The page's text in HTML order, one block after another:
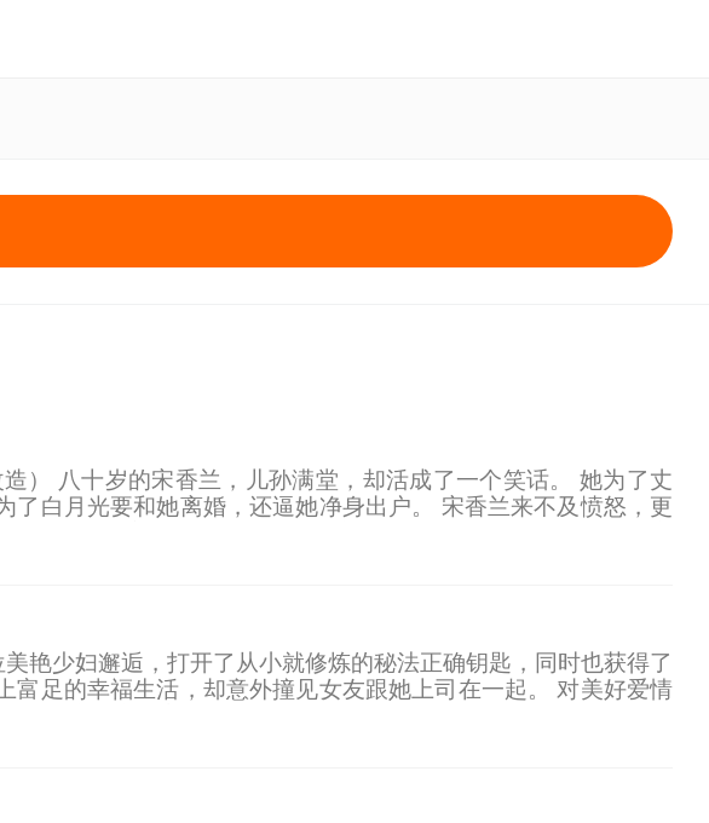
） 八十岁的宋香兰，儿孙满堂，却活成了一个笑话。 她为了丈
白月光要和她离婚，还逼她净身出户。 宋香兰来不及愤怒，更
被自己厌弃的、已英年早逝的养子才是自己的亲儿子。 愤怒之
艳少妇邂逅，打开了从小就修炼的秘法正确钥匙，同时也获得了
足的幸福生活，却意外撞见女友跟她上司在一起。 对美好爱情
彻底改变，美女相伴，而他也成为了这个世界上最后一位修仙